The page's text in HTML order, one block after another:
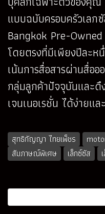
แบบฉบับครอบครัวเลก
Bangkok Pre-Owned
โดยตรงที่มีเพียงปีละห
เน้นการสื่อสารผ่านสื่อ
กลุ่มลูกค้าปัจจุบันและ
เจนเนอเรชั่น ได้ง่ายแล
สุทธิกัญญา ไทยเพ็ชร
สัมภาษณ์พิเศษ
เล็กซ์ซัส